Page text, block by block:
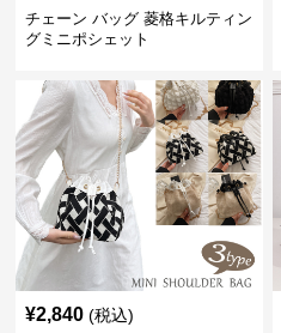
チェーン バッグ 菱格キルティン
グミニポシェット
¥2,840 (税込)